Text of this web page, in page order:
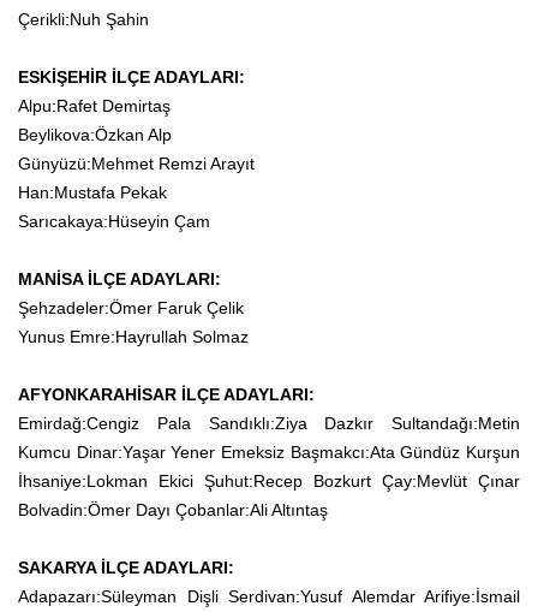
Çerikli:Nuh Şahin
ESKİŞEHİR İLÇE ADAYLARI:
Alpu:Rafet Demirtaş
Beylikova:Özkan Alp
Günyüzü:Mehmet Remzi Arayıt
Han:Mustafa Pekak
Sarıcakaya:Hüseyin Çam
MANİSA İLÇE ADAYLARI:
Şehzadeler:Ömer Faruk Çelik
Yunus Emre:Hayrullah Solmaz
AFYONKARAHİSAR İLÇE ADAYLARI:
Emirdağ:Cengiz Pala Sandıklı:Ziya Dazkır Sultandağı:Metin
Kumcu Dinar:Yaşar Yener Emeksiz Başmakcı:Ata Gündüz Kurşun
İhsaniye:Lokman Ekici Şuhut:Recep Bozkurt Çay:Mevlüt Çınar
Bolvadin:Ömer Dayı Çobanlar:Ali Altıntaş
SAKARYA İLÇE ADAYLARI:
Adapazarı:Süleyman Dişli Serdivan:Yusuf Alemdar Arifiye:İsmail